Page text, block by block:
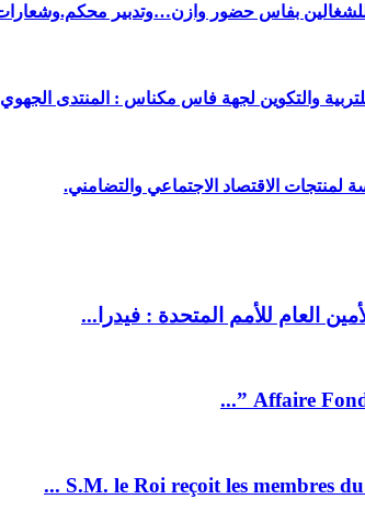
للشغالين بفاس حضور وازن…وتدبير
للتربية والتكوين لجهة فاس مكناس : المنتدى
لمنتجات الاقتصاد الاجتماعي والتضامني.
العام للأمم المتحدة : فيدرا...
S.M. le Roi reçoit les membres du